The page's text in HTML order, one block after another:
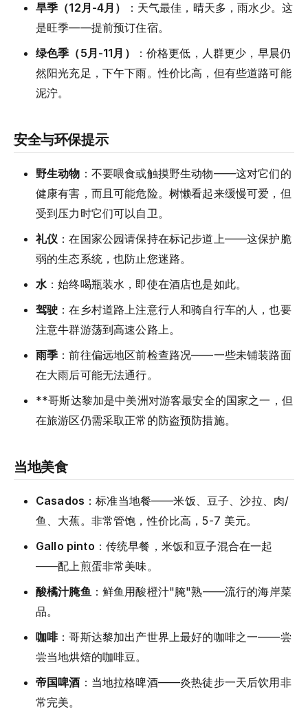
旱季（12月-4月）
：天气最佳，晴天多，雨水少。这
是旺季——提前预订住宿。
绿色季（5月-11月）
：价格更低，人群更少，早晨仍
然阳光充足，下午下雨。性价比高，但有些道路可能
泥泞。
安全与环保提示
野生动物 ：不要喂食或触摸野生动物——这对它们的
健康有害，而且可能危险。树懒看起来缓慢可爱，但
受到压力时它们可以自卫。
礼仪 ：在国家公园请保持在标记步道上——这保护脆
弱的生态系统，也防止您迷路。
水：始终喝瓶装水，即使在酒店也是如此。
驾驶 ：在乡村道路上注意行人和骑自行车的人，也要
注意牛群游荡到高速公路上。
雨季 ：前往偏远地区前检查路况——一些未铺装路面
在大雨后可能无法通行。
**哥斯达黎加是中美洲对游客最安全的国家之一，但
在旅游区仍需采取正常的防盗预防措施。
当地美食
Casados ：标准当地餐——米饭、豆子、沙拉、肉/
鱼、大蕉。非常管饱，性价比高，5-7 美元。
Gallo pinto ：传统早餐，米饭和豆子混合在一起
——配上煎蛋非常美味。
酸橘汁腌鱼：鲜鱼用酸橙汁"腌"熟——流行的海岸菜
品。
咖啡：哥斯达黎加出产世界上最好的咖啡之一——尝
尝当地烘焙的咖啡豆。
帝国啤酒 ：当地拉格啤酒——炎热徒步一天后饮用非
常完美。